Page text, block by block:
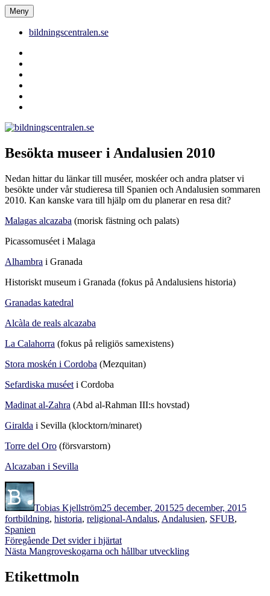
Hoppa
till
innehåll
bildningscentralen.se
Meny
bildningscentralen.se
Besökta museer i Andalusien 2010
Nedan hittar du länkar till muséer, moskéer och andra platser vi
besökte under vår studieresa till Spanien och Andalusien sommaren
2010. Kan kanske vara till hjälp om du planerar en resa dit?
Malagas alcazaba (morisk fästning och palats)
Picassomuséet i Malaga
Alhambra i Granada
Historiskt museum i Granada (fokus på Andalusiens historia)
Granadas katedral
Alcàla de reals alcazaba
La Calahorra (fokus på religiös samexistens)
Stora moskén i Cordoba (Mezquitan)
Sefardiska muséet i Cordoba
Madinat al-Zahra (Abd al-Rahman III:s hovstad)
Giralda i Sevilla (klocktorn/minaret)
Torre del Oro (försvarstorn)
Alcazaban i Sevilla
Tobias Kjellström25 december, 201525 december, 2015
fortbildning, historia, religionEtiketter
al-Andalus, Andalusien, SFUB,
Spanien
Inläggsnavigering
Föregående Föregående
inlägg:
Det svider i hjärtat
Nästa Nästa
Mangroveskogarna och hållbar utveckling
Etikettmoln